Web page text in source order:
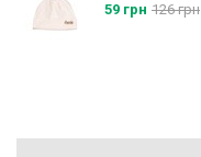
59 грн 126 грн